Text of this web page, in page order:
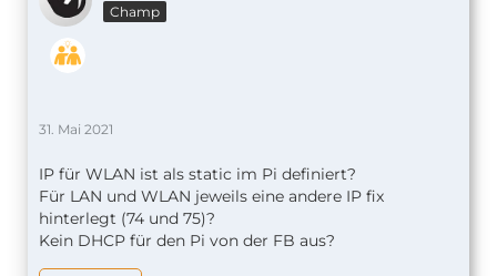
Champ
31. Mai 2021
IP für WLAN ist als static im Pi definiert?
Für LAN und WLAN jeweils eine andere IP fix
hinterlegt (74 und 75)?
Kein DHCP für den Pi von der FB aus?